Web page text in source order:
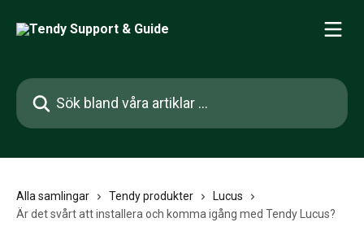
Sök bland våra artiklar …
Alla samlingar Tendy produkter
Lucus
Är det svårt att installera och komma igång med Tendy Lucus?